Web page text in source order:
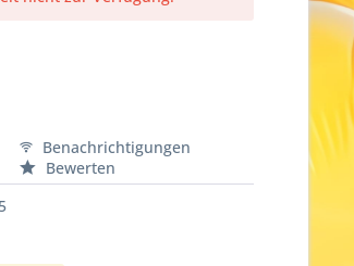
Benachrichtigungen
Bewerten